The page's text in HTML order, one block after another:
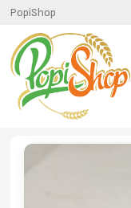
PopiShop